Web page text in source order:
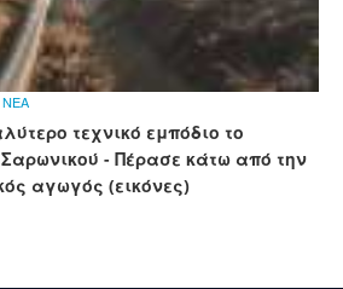
ΝΕΑ
τεχνικό εμπόδιο το
Σαρωνικού - Πέρασε κάτω από την
αγωγός (εικόνες)